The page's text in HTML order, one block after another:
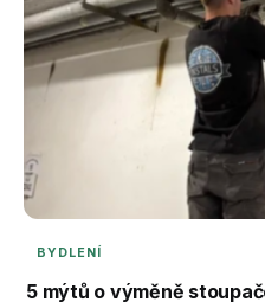
BYDLENÍ
5 mýtů o výměně